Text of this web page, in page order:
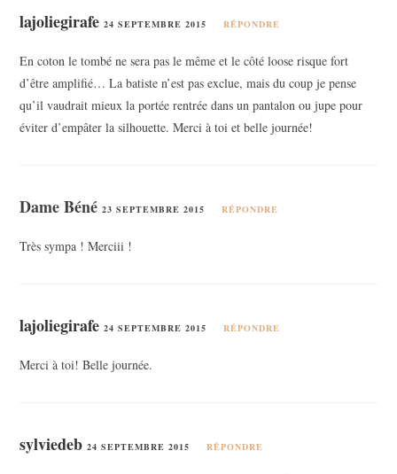
lajoliegirafe 24 SEPTEMBRE 2015 RÉPONDRE
En coton le tombé ne sera pas le même et le côté loose risque fort
d’être amplifié… La batiste n’est pas exclue, mais du coup je pense
qu’il vaudrait mieux la portée rentrée dans un pantalon ou jupe pour
éviter d’empâter la silhouette. Merci à toi et belle journée!
Dame Béné23 SEPTEMBRE 2015 RÉPONDRE
Très sympa ! Merciii !
lajoliegirafe 24 SEPTEMBRE 2015 RÉPONDRE
Merci à toi! Belle journée.
sylviedeb 24 SEPTEMBRE 2015 RÉPONDRE